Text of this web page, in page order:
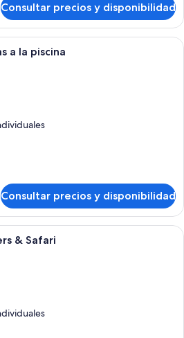
Consultar precios y disponibilidad
Habitación de hotel con una cama
a la piscina
Consultar precios y disponibilidad
Habitación de hotel con dos camas,
& Safari